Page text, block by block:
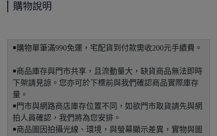
購物說明
￭購物單筆滿990免運，宅配貨到付款需收200元手續費。
￭商品庫存與門市共享，且流動量大，缺貨商品無法即時
下架請見諒。您亦可於下標前與我們確認商品實際庫存
量。
￭門市與網路商店庫存位置不同，如欲門市取貨請先與網
拍人員確認，我們將為您安排。
￭商品圖因拍攝光線、環境，與螢幕顯示差異，實物與圖